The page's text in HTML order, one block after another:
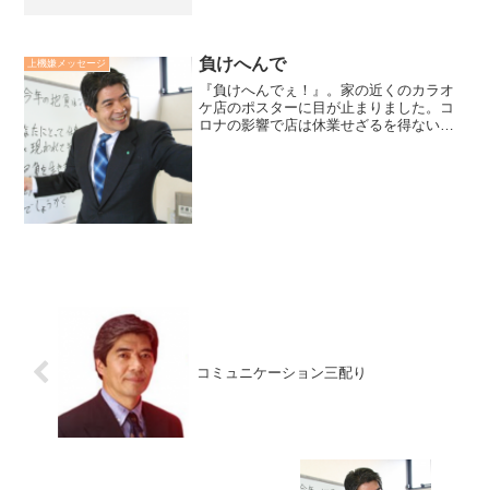
る人がいることが、貴方を...
上機嫌メッセージ 負けへんで
『負けへんでぇ！』。家の近くのカラオ
ケ店のポスターに目が止まりました。コ
ロナの影響で店は休業せざるを得ない状
コミュニケーション三配り